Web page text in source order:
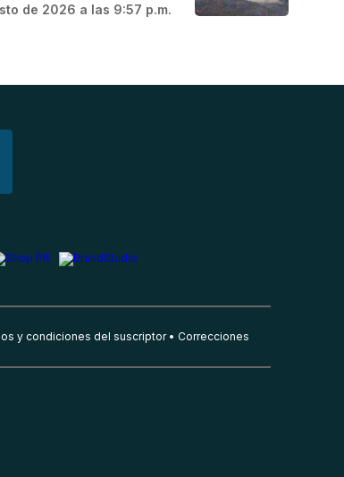
de 2026 a las 9:57 p.m.
y condiciones del suscriptor Correcciones